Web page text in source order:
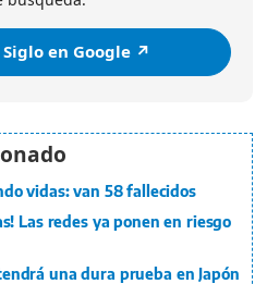
en Google ↗️
vidas: van 58 fallecidos
Las redes ya ponen en riesgo
una dura prueba en Japón